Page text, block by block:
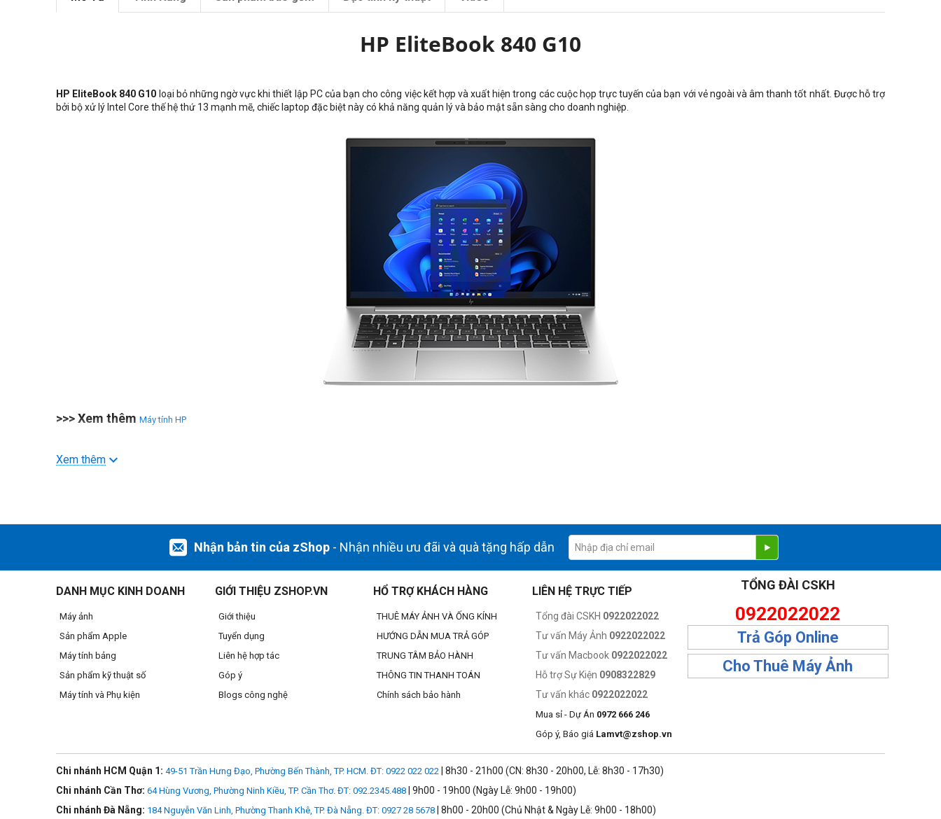
HP EliteBook 840 G10
HP EliteBook 840 G10 loại bỏ những ngờ vực khi thiết lập PC của bạn cho công việc kết hợp và xuất hiện trong các cuộc họp trực tuyến của bạn với vẻ ngoài và âm thanh tốt nhất. Được hỗ trợ
bởi bộ xử lý Intel Core thế hệ thứ 13 mạnh mẽ, chiếc laptop đặc biệt này có khả năng quản lý và bảo mật sẵn sàng cho doanh nghiệp.
>>> Xem thêm Máy tính HP
Xem thêm
Nhận bản tin của zShop - Nhận nhiều ưu đãi và quà tặng hấp dẫn
DANH MỤC KINH DOANH
Máy ảnh
Sản phẩm Apple
Máy tính bảng
Sản phẩm kỹ thuật số
Máy tính và Phụ kiện
GIỚI THIỆU ZSHOP.VN
Giới thiệu
Tuyển dụng
Liên hệ hợp tác
Góp ý
Blogs công nghệ
HỔ TRỢ KHÁCH HÀNG
THUÊ MÁY ẢNH VÀ ỐNG KÍNH
HƯỚNG DẪN MUA TRẢ GÓP
TRUNG TÂM BẢO HÀNH
THÔNG TIN THANH TOÁN
Chính sách bảo hành
LIÊN HỆ TRỰC TIẾP
Tổng đài CSKH 0922022022
Tư vấn Máy Ảnh 0922022022
Tư vấn Macbook 0922022022
Hỗ trợ Sự Kiện 0908322829
Tư vấn khác 0922022022
Mua sỉ - Dự Án 0972 666 246
Góp ý, Báo giá Lamvt@zshop.vn
TỔNG ĐÀI CSKH
0922022022
Trả Góp Online
Cho Thuê Máy Ảnh
Chi nhánh HCM Quận 1: 49-51 Trần Hưng Đạo, Phường Bến Thành, TP. HCM. ĐT: 0922 022 022 | 8h30 - 21h00 (CN: 8h30 - 20h00, Lễ: 8h30 - 17h30)
Chi nhánh Cần Thơ: 64 Hùng Vương, Phường Ninh Kiều, TP. Cần Thơ. ĐT: 092.2345.488 | 9h00 - 19h00 (Ngày Lễ: 9h00 - 19h00)
Chi nhánh Đà Nẵng: 184 Nguyễn Văn Linh, Phường Thanh Khê, TP. Đà Nẵng. ĐT: 0927 28 5678 | 8h00 - 20h00 (Chủ Nhật & Ngày Lễ: 9h00 - 18h00)